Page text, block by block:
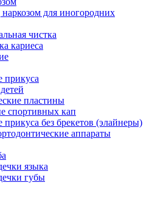
для иногородних
чистка
кариеса
прикуса
пластины
спортивных кап
прикуса без брекетов (элайнеры)
аппараты
языка
губы